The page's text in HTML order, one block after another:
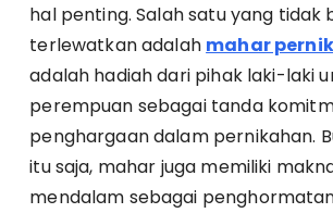
hal penting. Salah satu yang tidak
terlewatkan adalah mahar
adalah hadiah dari pihak laki-laki
perempuan sebagai tanda
penghargaan dalam pernikahan.
itu saja, mahar juga memiliki
mendalam sebagai